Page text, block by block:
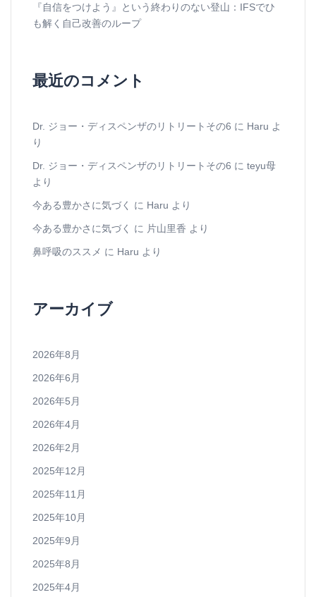
『自信をつけよう』という終わりのない登山：IFSでひ
も解く自己改善のループ
最近のコメント
Dr. ジョー・ディスペンザのリトリートその6 に Haru よ
り
Dr. ジョー・ディスペンザのリトリートその6 に teyu母
より
今ある豊かさに気づく に Haru より
今ある豊かさに気づく に 片山里香 より
鼻呼吸のススメ に Haru より
アーカイブ
2026年8月
2026年6月
2026年5月
2026年4月
2026年2月
2025年12月
2025年11月
2025年10月
2025年9月
2025年8月
2025年4月